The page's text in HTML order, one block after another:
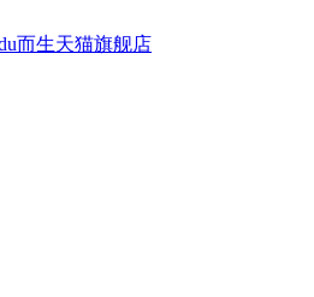
而生天猫旗舰店